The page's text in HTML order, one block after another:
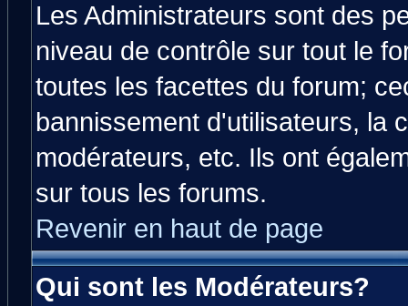
Les Administrateurs sont des
niveau de contrôle sur tout le
toutes les facettes du forum;
bannissement d'utilisateurs, la
modérateurs, etc. Ils ont
sur tous les forums.
Revenir en haut de page
Qui sont les Modérateurs?